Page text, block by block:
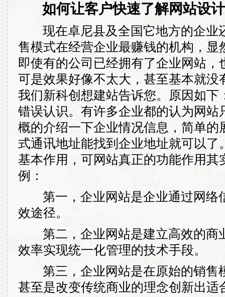
如何让客户快速了解网站设计
现在卓尼县及全国它地方的企业
售模式在经营企业最赚钱的机构，显
即使有的公司已经拥有了企业网站
可是效果好像不太大，甚至基本就没
我们新科创想建站告诉您。原因如下
错误认识。有许多企业都的认为网站
概的介绍一下企业情况信息，简单的
式通讯地址能找到企业地址就可以
基本作用，可网站真正的功能作用其
例：
第一，企业网站是企业通过网络
效途径。
第二，企业网站是建立高效的商
效率实现统一化管理的技术手段。
第三，企业网站是在原始的销售
甚至是改变传统商业的理念创新出适